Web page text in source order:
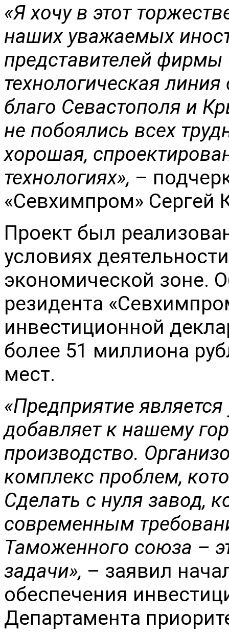
«Я хочу в этот
наших уважаемых
представителей фирмы
технологическая линия
благо Севастополя и
не побоялись всех
хорошая,
технологиях», –
«Севхимпром» Сергей
Проект был
условиях
экономической зоне.
резидента
инвестиционной
более 51 миллиона
мест.
«Предприятие
добавляет к нашему
производство.
комплекс проблем,
Сделать с нуля завод,
современным
Таможенного союза –
задачи», – заявил
обеспечения
Департамента